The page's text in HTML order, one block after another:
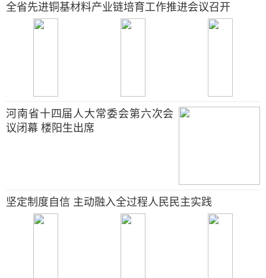
全省先进铜基材料产业链培育工作推进会议召开
河南省十四届人大常委会第六次会
议闭幕 楼阳生出席
坚定制度自信 主动融入全过程人民民主实践